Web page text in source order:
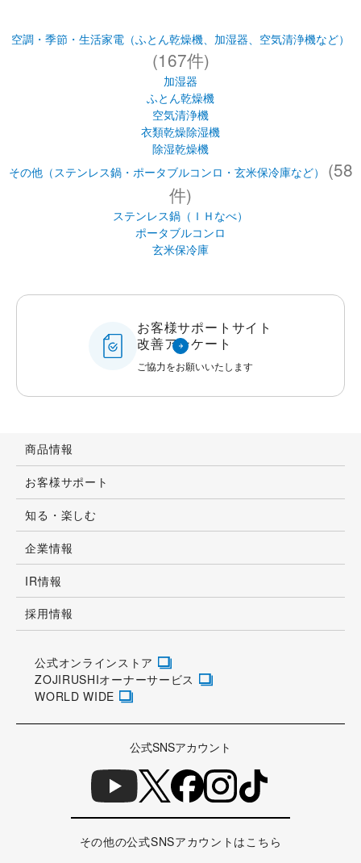
その他（ステンレス鍋・ポータブルコンロ・玄米保冷庫など） (58
件)
ステンレス鍋（ＩＨなべ）
ポータブルコンロ
玄米保冷庫
お客様サポートサイト
改善アンケート
ご協力をお願いいたします
お客様サポート
IR情報
採用情報
公式オンラインストア
ZOJIRUSHIオーナーサービス
WORLD WIDE
その他の公式SNSアカウントはこちら
外部に送信されるCookie等の情報の取り扱いについて
個人情報について
ウェブサイトのご利用にあたって
お取引先様専用サイト